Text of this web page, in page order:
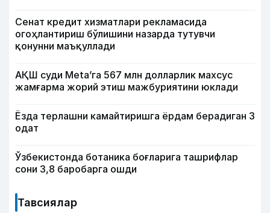
Сенат кредит хизматлари рекламасида
огоҳлантириш бўлишини назарда тутувчи
қонунни маъқуллади
АҚШ суди Meta’га 567 млн долларлик махсус
жамғарма жорий этиш мажбуриятини юклади
Ёзда терлашни камайтиришга ёрдам берадиган 3
одат
Ўзбекистонда ботаника боғларига ташрифлар
сони 3,8 баробарга ошди
Тавсиялар